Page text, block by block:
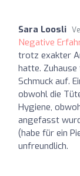
Sara Loosli
Negative
trotz exakter
hatte.
Schmuck auf.
obwohl die
Hygiene,
angefasst
(habe für ein
unfreundlich.